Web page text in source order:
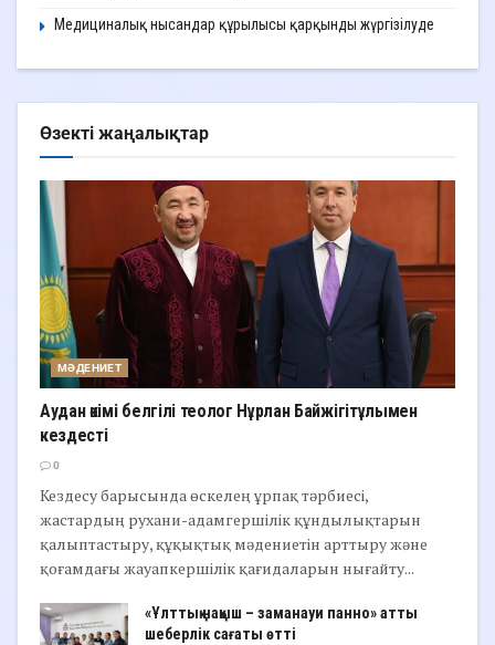
Медициналық нысандар құрылысы қарқынды жүргізілуде
Өзекті жаңалықтар
МӘДЕНИЕТ
Аудан әкімі белгілі теолог Нұрлан Байжігітұлымен
кездесті
0
Кездесу барысында өскелең ұрпақ тәрбиесі,
жастардың рухани-адамгершілік құндылықтарын
қалыптастыру, құқықтық мәдениетін арттыру және
қоғамдағы жауапкершілік қағидаларын нығайту...
«Ұлттық нақыш – заманауи панно» атты
шеберлік сағаты өтті